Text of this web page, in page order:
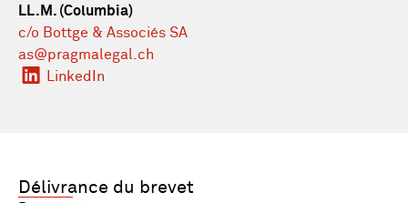
LL.M. (Columbia)
c/o Bottge & Associés SA
as@pragmalegal.ch
LinkedIn
Délivrance du brevet